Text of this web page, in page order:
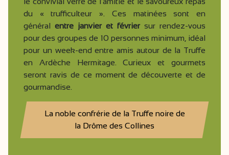
du « trufficulteur ». Ces matinées sont en
général entre janvier et février sur rendez-vous
pour des groupes de 10 personnes minimum, idéal
pour un week-end entre amis autour de la Truffe
en Ardèche Hermitage. Curieux et gourmets
seront ravis de ce moment de découverte et de
gourmandise.
La noble confrérie de la Truffe noire de
la Drôme des Collines